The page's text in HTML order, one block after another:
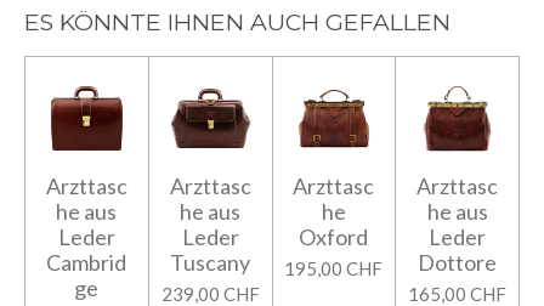
ES KÖNNTE IHNEN AUCH GEFALLEN
Arzttasc
he aus
Leder
Cambrid
ge
Arzttasc
he aus
Leder
Tuscany
239,00 CHF
Arzttasc
he
Oxford
195,00 CHF
Arzttasc
he aus
Leder
Dottore
165,00 CHF